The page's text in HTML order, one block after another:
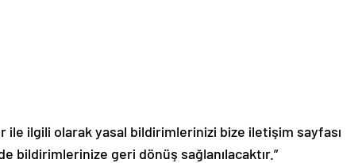
ile ilgili olarak yasal bildirimlerinizi bize iletişim sayfası
bildirimlerinize geri dönüş sağlanılacaktır.”